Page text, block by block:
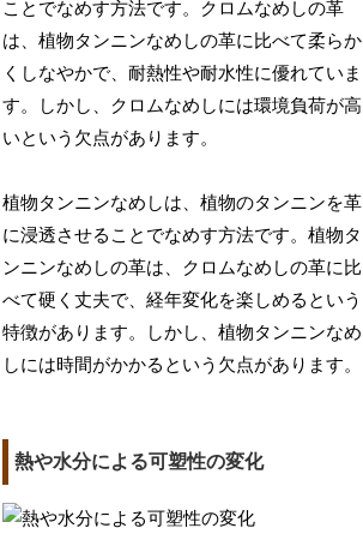
ことでなめす方法です。クロムなめしの革
は、植物タンニンなめしの革に比べて柔らか
くしなやかで、耐熱性や耐水性に優れていま
す。しかし、クロムなめしには環境負荷が高
いという欠点があります。
植物タンニンなめしは、植物のタンニンを革
に浸透させることでなめす方法です。植物タ
ンニンなめしの革は、クロムなめしの革に比
べて硬く丈夫で、経年変化を楽しめるという
特徴があります。しかし、植物タンニンなめ
しには時間がかかるという欠点があります。
熱や水分による可塑性の変化